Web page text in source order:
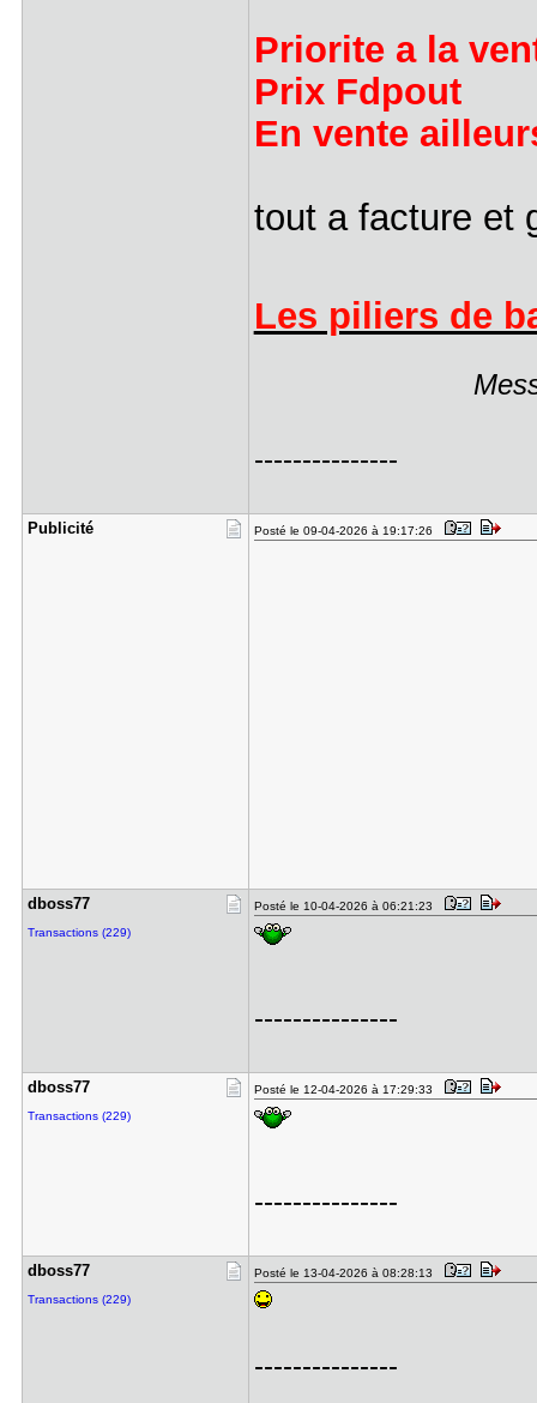
Priorite a la
Prix Fdpout
En vente
tout a facture et
Les piliers de
---------------
Publicité Posté le 09-04-2026 à 19:17:26
dboss77
Transactions (229)
Posté le 10-04-2026 à 06:21:23
---------------
dboss77
Transactions (229)
Posté le 12-04-2026 à 17:29:33
---------------
dboss77
Transactions (229)
Posté le 13-04-2026 à 08:28:13
---------------